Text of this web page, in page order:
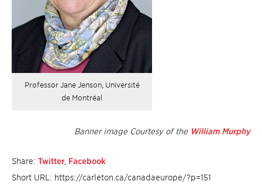
Professor Jane Jenson, Université
de Montréal
Banner image Courtesy of the William Murphy
Share: Twitter Facebook
Short URL: https://carleton.ca/canadaeurope/?p=151